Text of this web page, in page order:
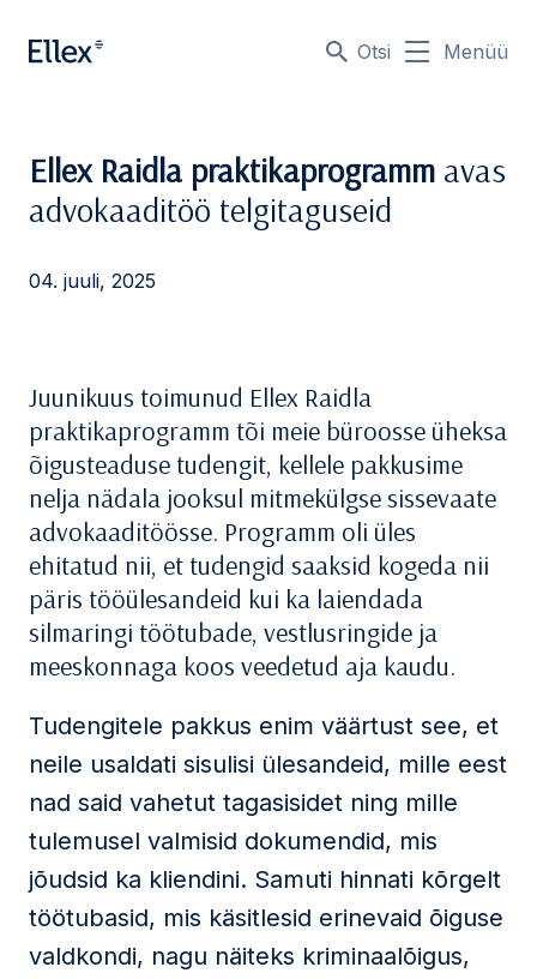
Otsi Menüü
Ellex Raidla praktikaprogramm avas
advokaaditöö telgitaguseid
04. juuli, 2025
Juunikuus toimunud Ellex Raidla
praktikaprogramm tõi meie büroosse üheksa
õigusteaduse tudengit, kellele pakkusime
nelja nädala jooksul mitmekülgse sissevaate
advokaaditöösse. Programm oli üles
ehitatud nii, et tudengid saaksid kogeda nii
päris tööülesandeid kui ka laiendada
silmaringi töötubade, vestlusringide ja
meeskonnaga koos veedetud aja kaudu.
Tudengitele pakkus enim väärtust see, et
neile usaldati sisulisi ülesandeid, mille eest
nad said vahetut tagasisidet ning mille
tulemusel valmisid dokumendid, mis
jõudsid ka kliendini. Samuti hinnati kõrgelt
töötubasid, mis käsitlesid erinevaid õiguse
valdkondi, nagu näiteks kriminaalõigus,